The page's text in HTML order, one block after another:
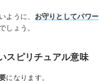
ように、 お守りとしてパワー
しょう。
スピリチュアル意味
になります。